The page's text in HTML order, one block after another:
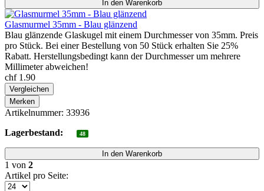
Glasmurmel 35mm - Blau glänzend
Blau glänzende Glaskugel mit einem Durchmesser von 35mm. Preis
pro Stück. Bei einer Bestellung von 50 Stück erhalten Sie 25%
Rabatt. Herstellungsbedingt kann der Durchmesser um mehrere
Millimeter abweichen!
chf 1.90
Vergleichen
Merken
Artikelnummer: 33936
Lagerbestand:
48
1 von 2
Artikel pro Seite: